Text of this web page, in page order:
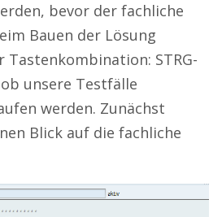
bevor der fachliche
Bauen der Lösung
STRG-
unsere Testfälle
werden. Zunächst
Blick auf die fachliche